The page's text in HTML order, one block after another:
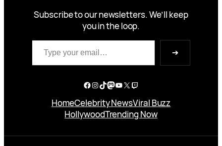
Subscribe to our newsletters. We’ll keep
you in the loop.
Type your email…
➔
Facebook
Instagram
TikTok
Mastodon
YouTube
X Twitch
HomeCelebrity NewsViral Buzz
HollywoodTrending Now